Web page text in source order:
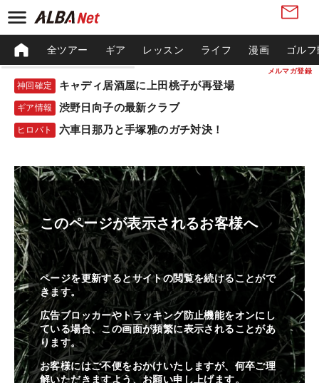
メルマガ登録
全ツアー ギア レッスン ライフ 漫画 ゴル
神回確定 キャディ居酒屋に上田桃子が再登場
ギア情報 渋野日向子の最新クラブ
ヒロバト 六車日那乃と手塚雅のガチ対決！
このページが表示されるお客様へ
ページを更新するとサイトの閲覧を続けることがで
きます。
広告ブロッカーやトラッキング防止機能をオンにし
ている場合、この画面が頻繁に表示されることがあ
ります。
お客様にはご不便をおかけいたしますが、何卒ご理
解いただきますよう、お願い申し上げます。